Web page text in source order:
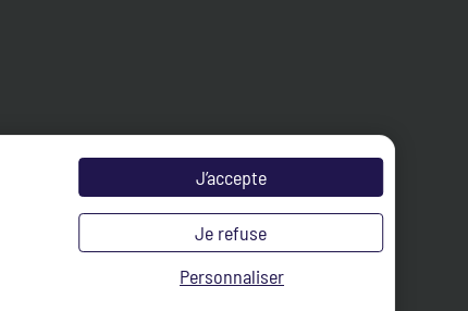
J’accepte
Je refuse
Personnaliser